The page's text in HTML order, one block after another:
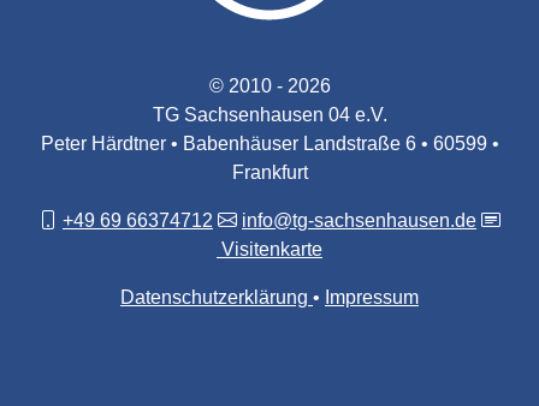
© 2010 - 2026
TG Sachsenhausen 04 e.V.
Peter Härdtner • Babenhäuser Landstraße 6 • 60599 •
Frankfurt
+49 69 66374712
info@tg-sachsenhausen.de
Visitenkarte
Datenschutzerklärung Impressum